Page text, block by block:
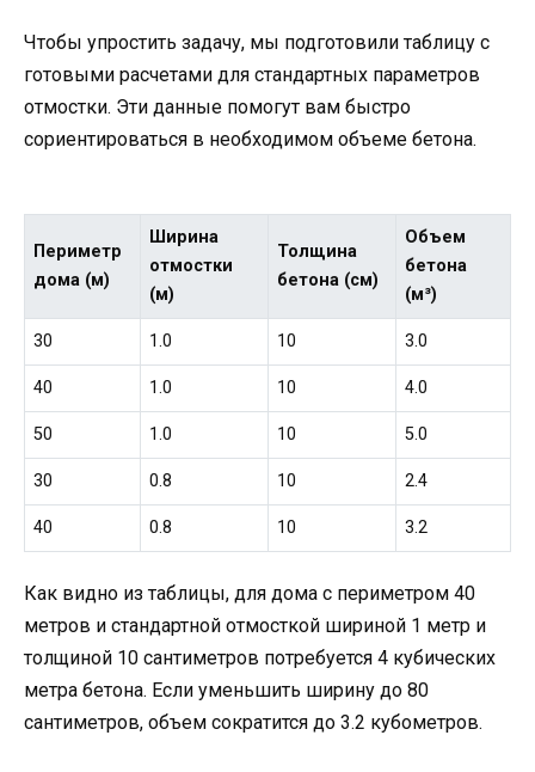
Чтобы упростить задачу, мы подготовили таблицу с
готовыми расчетами для стандартных параметров
отмостки. Эти данные помогут вам быстро
сориентироваться в необходимом объеме бетона.
Периметр
дома (м)
Ширина
отмостки
(м)
Толщина
бетона (см)
Объем
бетона
(м³)
30 1.0 10 3.0
40 1.0 10 4.0
50 1.0 10 5.0
30 0.8 10 2.4
40 0.8 10 3.2
Как видно из таблицы, для дома с периметром 40
метров и стандартной отмосткой шириной 1 метр и
толщиной 10 сантиметров потребуется 4 кубических
метра бетона. Если уменьшить ширину до 80
сантиметров, объем сократится до 3.2 кубометров.